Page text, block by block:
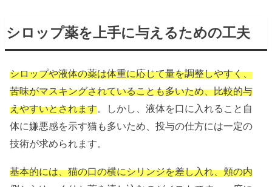
シロップ薬を上手に与えるための工夫
シロップや液体の薬は体重に応じて量を調整しやすく、
苦味がマスキングされていることも多いため、比較的与
えやすいとされます。しかし、液体を口に入れること自
体に嫌悪感を示す猫も多いため、投与の仕方には一定の
技術が求められます。
基本的には、猫の口の横にシリンジを差し入れ、頬の内